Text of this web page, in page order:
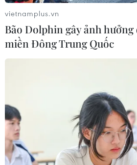
vietnamplus.vn
Bão Dolphin gây ảnh
miền Đông Trung Quốc